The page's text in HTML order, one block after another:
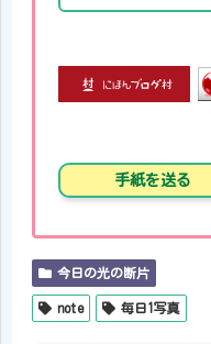
手紙を送る
今日の光の断片
note 毎日1写真